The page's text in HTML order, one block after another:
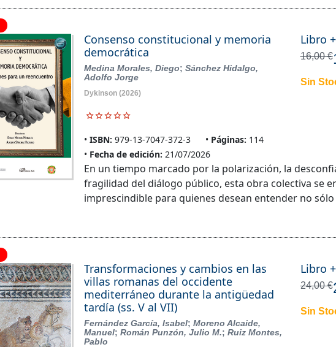
Consenso constitucional y memoria
democrática
Medina Morales, Diego;Sánchez Hidalgo,
Adolfo Jorge
Dykinson (2026)
ISBN: 979-13-7047-372-3 Páginas: 114
Fecha de edición: 21/07/2026
Libro
16,00 €
Sin
En un tiempo marcado por la polarización, la
fragilidad del diálogo público, esta obra colectiva se
imprescindible para quienes desean entender no
Transformaciones y cambios en las
villas romanas del occidente
mediterráneo durante la antigüedad
tardía (ss. V al VII)
Fernández García, Isabel;Moreno Alcaide,
Manuel;Román Punzón, Julio M.;Ruiz Montes,
Pablo
Libro
24,00 €
Sin